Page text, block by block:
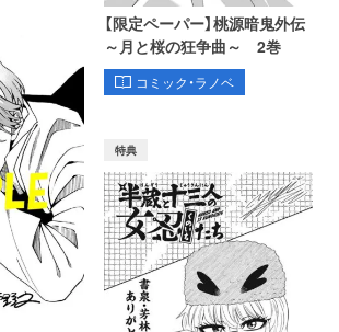
【限定ペーパー】桃源暗鬼外伝
～月と桜の狂争曲～ 2巻
コミック・ラノベ
特典